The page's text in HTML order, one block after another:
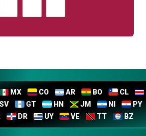
MX CO AR BO
CL
SV GT HN JM NI
PY
DR UY VE TT BZ